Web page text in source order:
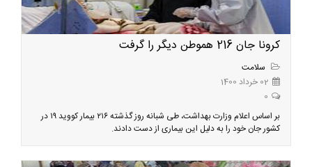
کرونا جان 216 هموطن دیگر را گرفت
سلامت
02 خرداد 1400
0
بر اساس اعلام وزارت بهداشت، طی شبانه روز گذشته ۲۱۶ بیمار کووید ۱۹ در
کشور جان خود را به دلیل این بیماری از دست دادند.